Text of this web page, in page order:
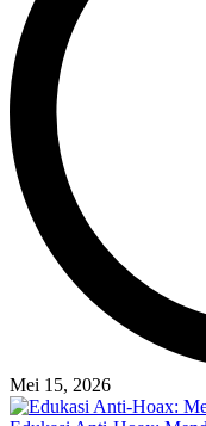
Mei 15, 2026